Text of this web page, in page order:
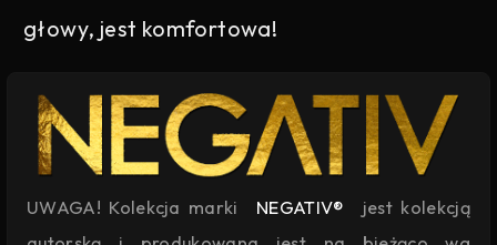
głowy, jest komfortowa!
UWAGA! Kolekcja marki NEGATIV®
jest kolekcją